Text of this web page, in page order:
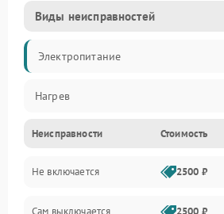
Виды неисправностей
Электропитание
Нагрев
Неисправности Стоимость
Не включается 2500 ₽